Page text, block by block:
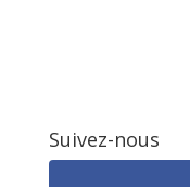
Suivez-nous